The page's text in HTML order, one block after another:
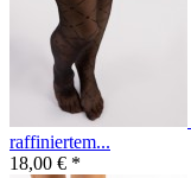
raffiniertem...
18,00 € *